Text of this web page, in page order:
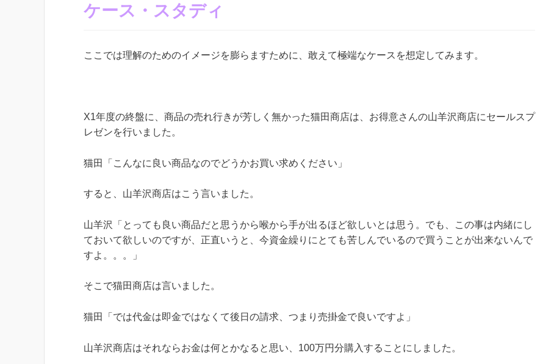
ケース・スタディ
ここでは理解のためのイメージを膨らますために、敢えて極端なケースを想定してみます。
X1年度の終盤に、商品の売れ行きが芳しく無かった猫田商店は、お得意さんの山羊沢商店にセールスプ
レゼンを行いました。
猫田「こんなに良い商品なのでどうかお買い求めください」
すると、山羊沢商店はこう言いました。
山羊沢「とっても良い商品だと思うから喉から手が出るほど欲しいとは思う。でも、この事は内緒にし
ておいて欲しいのですが、正直いうと、今資金繰りにとても苦しんでいるので買うことが出来ないんで
すよ。。。」
そこで猫田商店は言いました。
猫田「では代金は即金ではなくて後日の請求、つまり売掛金で良いですよ」
山羊沢商店はそれならお金は何とかなると思い、100万円分購入することにしました。